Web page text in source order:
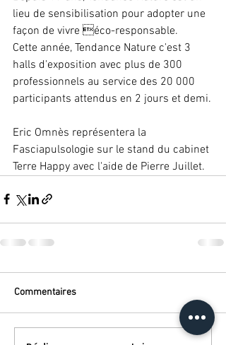
lieu de sensibilisation pour adopter une
façon de vivre éco-responsable.
Cette année, Tendance Nature c'est 3
halls d'exposition avec plus de 300
professionnels au service des 20 000
participants attendus en 2 jours et demi.
Eric Omnès représentera la
Fasciapulsologie sur le stand du cabinet
Terre Happy avec l'aide de Pierre Juillet.
Commentaires